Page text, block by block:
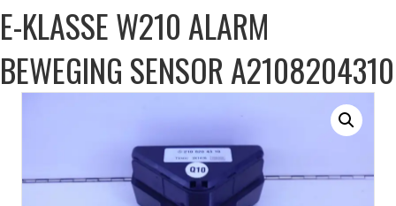
E-KLASSE W210 ALARM
BEWEGING SENSOR A2108204310